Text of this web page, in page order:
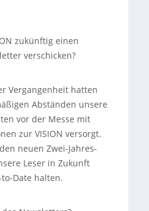
zukünftig einen
verschicken?
Vergangenheit hatten
Abständen unsere
vor der Messe mit
zur VISION versorgt.
neuen Zwei-Jahres-
Leser in Zukunft
Date halten.